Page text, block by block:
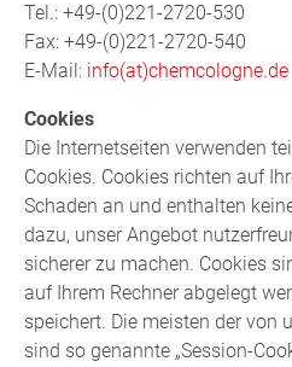
Tel.: +49-(0)221-2720-530
Fax: +49-(0)221-2720-540
E-Mail: info(at)chemcologne.de
Cookies
Die Internetseiten verwenden
Cookies. Cookies richten auf
Schaden an und enthalten
dazu, unser Angebot
sicherer zu machen. Cookies
auf Ihrem Rechner abgelegt
speichert. Die meisten der von
sind so genannte „Session-